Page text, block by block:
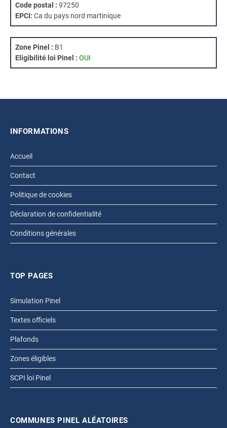
Code postal : 97250
EPCI: Ca du pays nord martinique
Zone Pinel : B1
Eligibilité loi Pinel : OUI
INFORMATIONS
Accueil
Contact
Politique de cookies
Déclaration de confidentialité
Conditions générales
TOP PAGES
Simulation Pinel
Textes officiels
Plafonds
Zones éligibles
SCPI loi Pinel
COMMUNES PINEL ALÉATOIRES